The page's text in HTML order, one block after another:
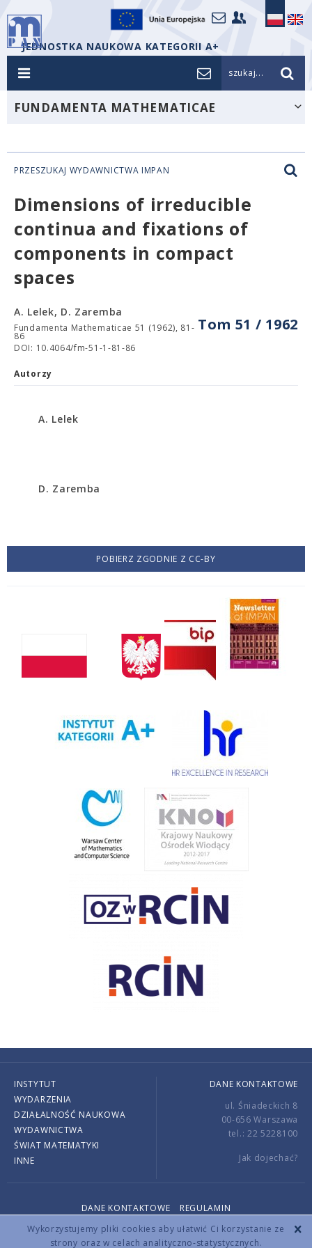
Wykorzystujemy pliki cookies aby ułatwić Ci korzystanie ze
strony oraz w celach analityczno-statystycznych.
JEDNOSTKA NAUKOWA KATEGORII A+
szukaj...
FUNDAMENTA MATHEMATICAE
PRZESZUKAJ WYDAWNICTWA IMPAN
Dimensions of irreducible
continua and fixations of
components in compact
spaces
Tom 51 / 1962
A. Lelek, D. Zaremba
Fundamenta Mathematicae 51 (1962), 81-
86
DOI: 10.4064/fm-51-1-81-86
Autorzy
A. Lelek
D. Zaremba
POBIERZ ZGODNIE Z CC-BY
INSTYTUT
WYDARZENIA
DZIAŁALNOŚĆ NAUKOWA
WYDAWNICTWA
ŚWIAT MATEMATYKI
INNE
DANE KONTAKTOWE
ul. Śniadeckich 8
00-656 Warszawa
tel.: 22 5228100
Jak dojechać?
DANE KONTAKTOWE
REGULAMIN
Copyright © 2026 by IMPAN. All rights reserved.